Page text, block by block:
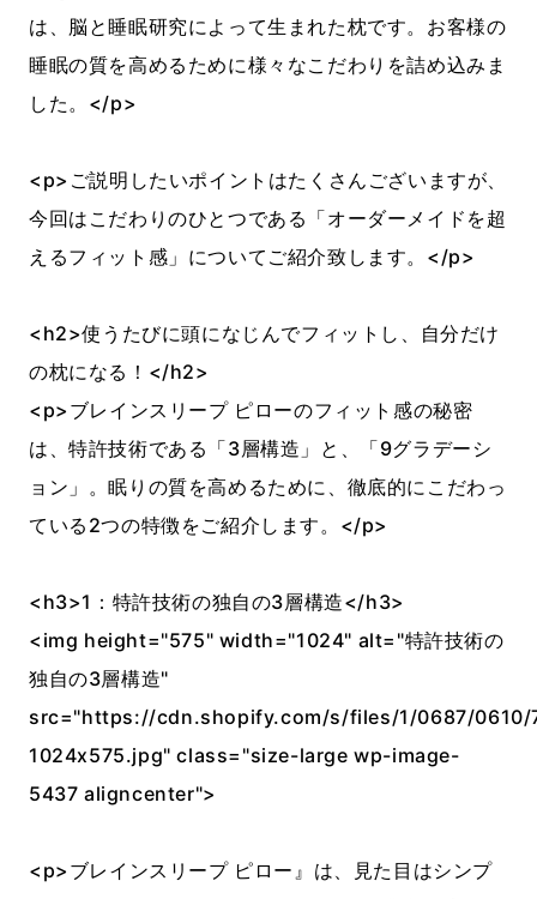
は、脳と睡眠研究によって生まれた枕です。お客様の
睡眠の質を高めるために様々なこだわりを詰め込みま
した。</p>
<p>ご説明したいポイントはたくさんございますが、
今回はこだわりのひとつである「オーダーメイドを超
えるフィット感」についてご紹介致します。</p>
<h2>使うたびに頭になじんでフィットし、自分だけ
の枕になる！</h2>
<p>ブレインスリープ ピローのフィット感の秘密
は、特許技術である「3層構造」と、「9グラデーシ
ョン」。眠りの質を高めるために、徹底的にこだわっ
ている2つの特徴をご紹介します。</p>
<h3>1：特許技術の独自の3層構造</h3>
<img height="575" width="1024" alt="特許技術の
独自の3層構造"
src="https://cdn.shopify.com/s/files/1/0687/0610/
1024x575.jpg" class="size-large wp-image-
5437 aligncenter">
<p>ブレインスリープ ピロー』は、見た目はシンプ